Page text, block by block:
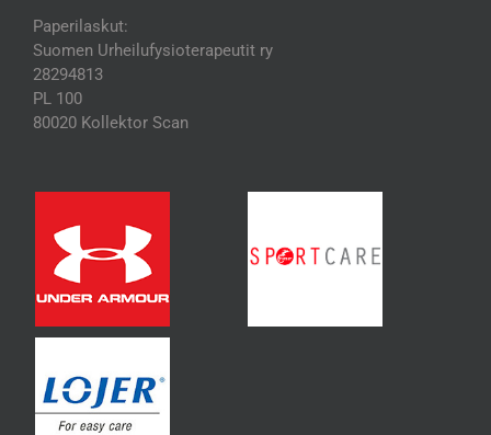
Paperilaskut:
Suomen Urheilufysioterapeutit ry
28294813
PL 100
80020 Kollektor Scan